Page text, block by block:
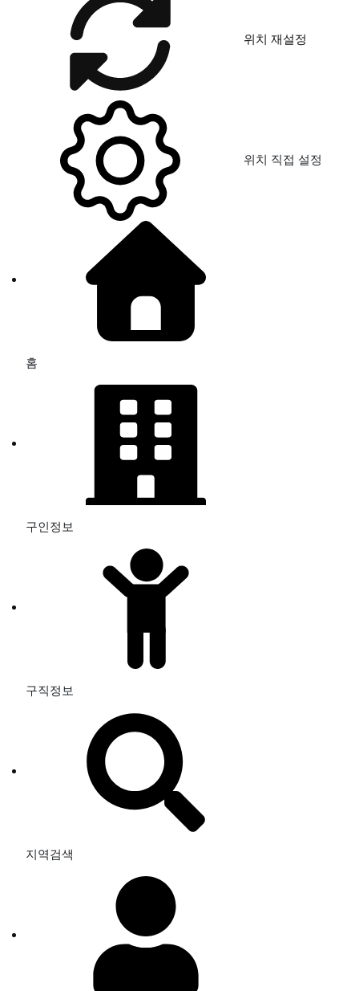
위치 재설정
위치 직접 설정
홈
구인정보
구직정보
지역검색